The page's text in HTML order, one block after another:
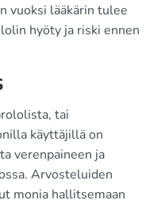
vuoksi lääkärin tulee
hyöty ja riski ennen
tai
käyttäjillä on
verenpaineen ja
Arvosteluiden
monia hallitsemaan